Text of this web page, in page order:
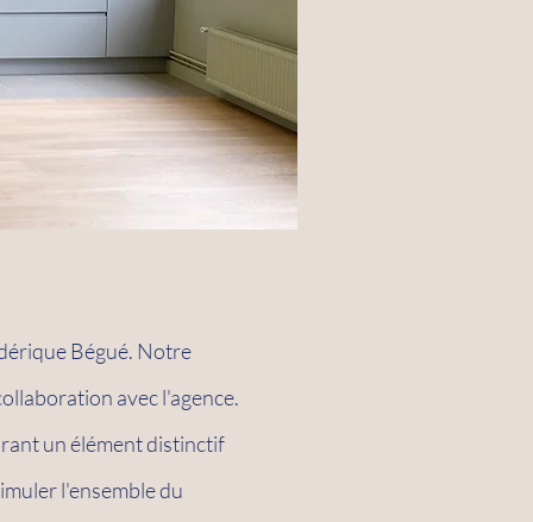
Bégué. Notre
avec l'agence.
un élément distinctif
l'ensemble du